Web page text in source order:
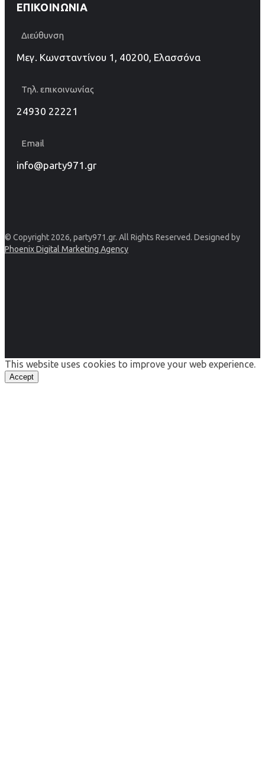
ΕΠΙΚΟΙΝΩΝΊΑ
Διεύθυνση
Μεγ. Κωνσταντίνου 1, 40200, Ελασσόνα
Τηλ. επικοινωνίας
24930 22221
Email
info@party971.gr
© Copyright 2026, party971.gr. All Rights Reserved. Designed by
Phoenix Digital Marketing Agency
This website uses cookies to improve your web experience.
Accept